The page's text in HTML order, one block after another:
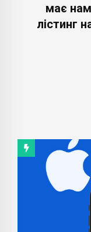
має
лістинг